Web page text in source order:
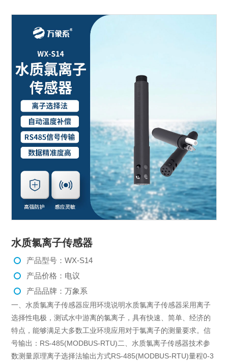
水质氯离子传感器
产品型号：WX-S14
产品价格：电议
产品品牌：万象系
一、水质氯离子传感器应用环境说明水质氯离子传感器采用离子
选择性电极，测试水中游离的氯离子，具有快速、简单、经济的
特点，能够满足大多数工业环境应用对于氯离子的测量要求。信
号输出：RS-485(MODBUS-RTU)二、水质氯离子传感器技术参
数测量原理离子选择法输出方式RS-485(MODBUS-RTU)量程0-3